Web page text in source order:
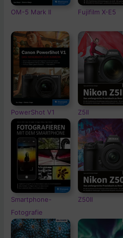
OM-5 Mark II Fujifilm X-E5
PowerShot V1 Z5II
Smartphone-
Fotografie
Z50II